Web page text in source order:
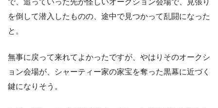
で、追っていった先が怪しいオークション会場で、見張り
を倒して潜入したものの、途中で見つかって乱闘になった
と。
無事に戻って来れてよかったですが、やはりそのオークシ
ョン会場が、シャーティー家の家宝を奪った黒幕に近づく
鍵になりそう。